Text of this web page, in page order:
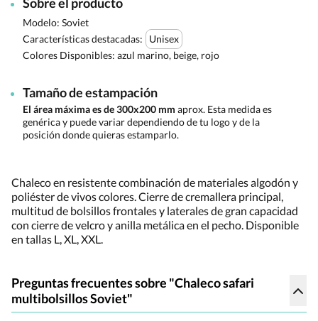
Modelo: Soviet
Características destacadas:
Unisex
Colores Disponibles: azul marino, beige, rojo
Tamaño de estampación
El área máxima es de 300x200 mm aprox. Esta medida es
genérica y puede variar dependiendo de tu logo y de la
posición donde quieras estamparlo.
Chaleco en resistente combinación de materiales algodón y
poliéster de vivos colores. Cierre de cremallera principal,
multitud de bolsillos frontales y laterales de gran capacidad
con cierre de velcro y anilla metálica en el pecho. Disponible
en tallas L, XL, XXL.
Preguntas frecuentes sobre "Chaleco safari
multibolsillos Soviet"